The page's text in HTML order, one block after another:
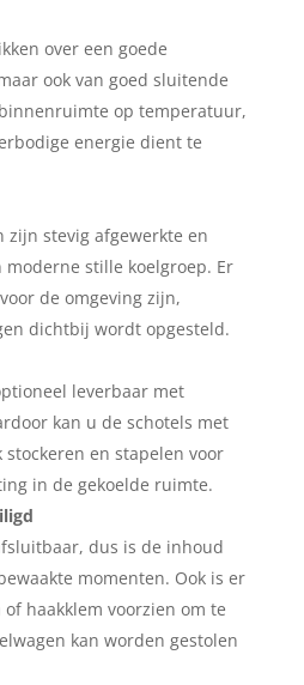
over een goede
ook van goed sluitende
op temperatuur,
energie dient te
zijn stevig afgewerkte en
moderne stille koelgroep. Er
de omgeving zijn,
dichtbij wordt opgesteld.
leverbaar met
kan u de schotels met
en stapelen voor
in de gekoelde ruimte.
dus is de inhoud
momenten. Ook is er
haakklem voorzien om te
kan worden gestolen